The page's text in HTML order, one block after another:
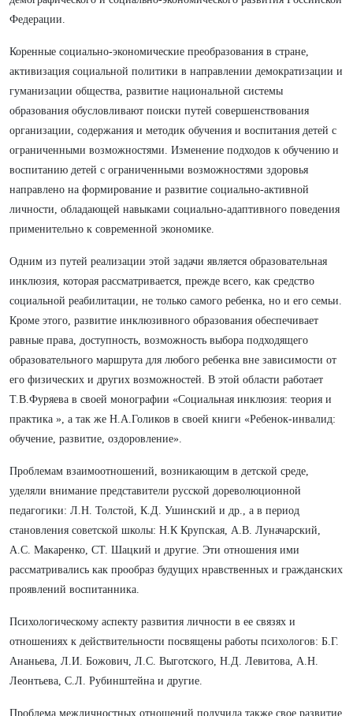
Федерации.
Коренные социально-экономические преобразования в стране,
активизация социальной политики в направлении демократизации и
гуманизации общества, развитие национальной системы
образования обусловливают поиски путей совершенствования
организации, содержания и методик обучения и воспитания детей с
ограниченными возможностями. Изменение подходов к обучению и
воспитанию детей с ограниченными возможностями здоровья
направлено на формирование и развитие социально-активной
личности, обладающей навыками социально-адаптивного поведения
применительно к современной экономике.
Одним из путей реализации этой задачи является образовательная
инклюзия, которая рассматривается, прежде всего, как средство
социальной реабилитации, не только самого ребенка, но и его семьи.
Кроме этого, развитие инклюзивного образования обеспечивает
равные права, доступность, возможность выбора подходящего
образовательного маршрута для любого ребенка вне зависимости от
его физических и других возможностей. В этой области работает
Т.В.Фуряева в своей монографии «Социальная инклюзия: теория и
практика », а так же Н.А.Голиков в своей книги «Ребенок-инвалид:
обучение, развитие, оздоровление».
Проблемам взаимоотношений, возникающим в детской среде,
уделяли внимание представители русской дореволюционной
педагогики: Л.Н. Толстой, К.Д. Ушинский и др., а в период
становления советской школы: Н.К Крупская, А.В. Луначарский,
А.С. Макаренко, СТ. Шацкий и другие. Эти отношения ими
рассматривались как прообраз будущих нравственных и гражданских
проявлений воспитанника.
Психологическому аспекту развития личности в ее связях и
отношениях к действительности посвящены работы психологов: Б.Г.
Ананьева, Л.И. Божович, Л.С. Выготского, Н.Д. Левитова, А.Н.
Леонтьева, С.Л. Рубинштейна и другие.
Проблема межличностных отношений получила также свое развитие